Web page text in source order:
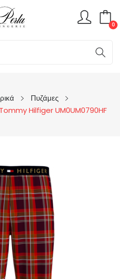
0
Πυζάμες
Tommy Hilfiger UM0UM0790HF